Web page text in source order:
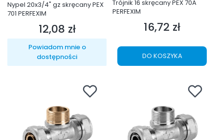
Nypel 20x3/4" gz skręcany PEX
701 PERFEXIM
Cena
12,08 zł
Powiadom mnie o
dostępności
Trójnik 16 skręcany PEX 70A
PERFEXIM
Cena
16,72 zł
DO KOSZYKA